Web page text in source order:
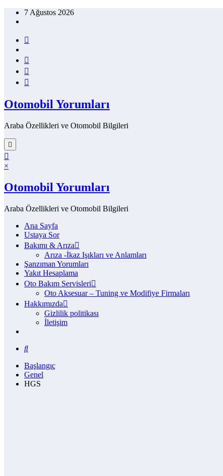
İçeriğe7 Ağustos 2026
Otomobil Yorumları
Araba Özellikleri ve Otomobil Bilgileri
×
Otomobil Yorumları
Araba Özellikleri ve Otomobil Bilgileri
Ana Sayfa
Ustaya Sor
Bakımı & Arıza
Arıza -İkaz Işıkları ve Anlamları
Şanzıman Yorumları
Yakıt Hesaplama
Oto Bakım Servisleri
Oto Aksesuar – Tuning ve Modifiye Firmaları
Hakkımızda
Gizlilik politikası
İletişim
Başlangıç
Genel
HGS